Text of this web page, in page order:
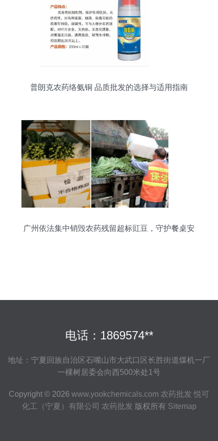
普朗克农药络氨铜 品质批发的选择与适用指南
广州依法集中销毁农药残留超标豇豆，守护餐桌安
电话：1869574**
地址：宁夏回族自治区石嘴山市大武口区长胜街道煤机一厂
一棵树居委会向西500米处1号
Copyright © 2026 www.yookchemicals.com 农药批发 悦可
化工（宁夏）有限公司 农药批发 版权所有 Sitemap